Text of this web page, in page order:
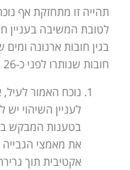
תהייה זו מתחזקת אף
חובות שנותרו לפני כ-26 שנים.
נוכח האמור לעיל,
לעניין השיהוי
בטענות המבקש
את מאמצי
אקטיבית תוך